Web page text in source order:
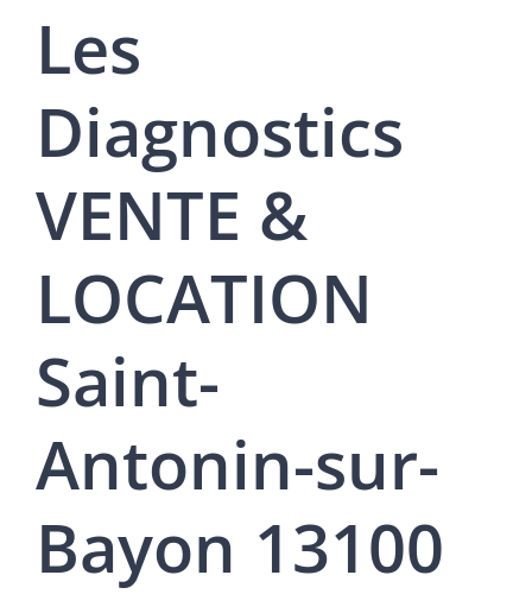
Les
Diagnostics
VENTE &
LOCATION
Saint-
Antonin-sur-
Bayon 13100